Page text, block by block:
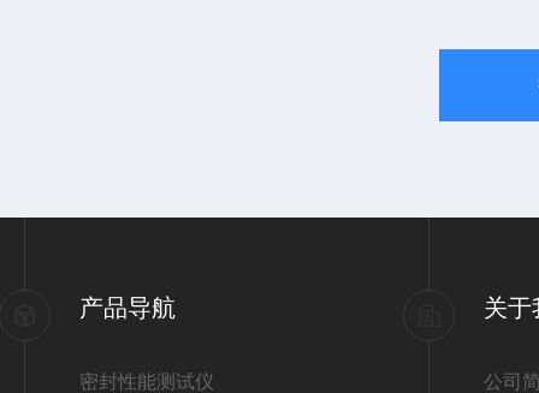
产品导航
密封性能测试仪
关于
公司